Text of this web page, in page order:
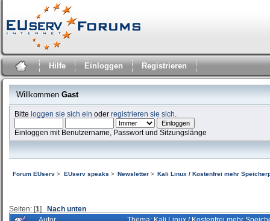
Hilfe Einloggen Registrieren
Willkommen Gast
Bitteloggen sie sich ein oderregistrieren sie sich
Einloggen mit Benutzername, Passwort und Sitzungslänge
Forum EUserv > EUserv speaks > Newsletter> Kali Linux / Kostenfrei mehr
Seiten: [1] Nach unten